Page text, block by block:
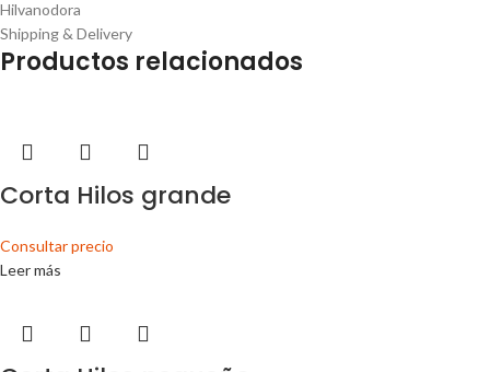
Hilvanodora
Shipping & Delivery
Productos relacionados
Corta Hilos grande
Consultar precio
Leer más